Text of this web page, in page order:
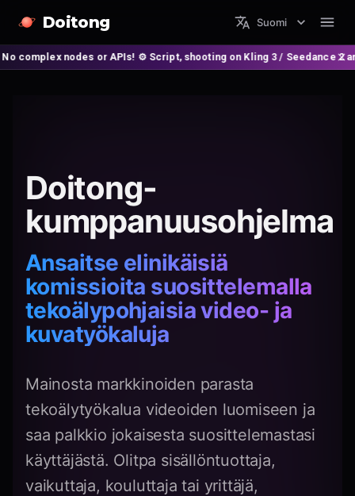
Doitong Suomi
or APIs! ⚙️ Script, shooting on Kling 3 / Seedance 2 and auto-
Doitong-
kumppanuusohjelma
Ansaitse elinikäisiä
komissioita suosittelemalla
tekoälypohjaisia video- ja
kuvatyökaluja
Mainosta markkinoiden parasta
tekoälytyökalua videoiden luomiseen ja
saa palkkio jokaisesta suosittelemastasi
käyttäjästä. Olitpa sisällöntuottaja,
vaikuttaja, kouluttaja tai yrittäjä,